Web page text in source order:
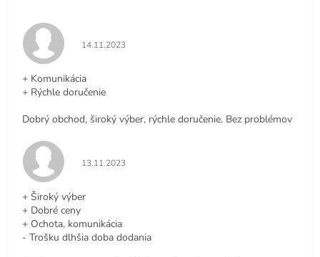
Hodnotenie obchodu je 5 z 5 hviezdičiek.
14.11.2023
+ Komunikácia
+ Rýchle doručenie
Dobrý obchod, široký výber, rýchle doručenie. Bez problémov
Hodnotenie obchodu je 5 z 5 hviezdičiek.
13.11.2023
+ Široký výber
+ Dobré ceny
+ Ochota, komunikácia
- Trošku dlhšia doba dodania